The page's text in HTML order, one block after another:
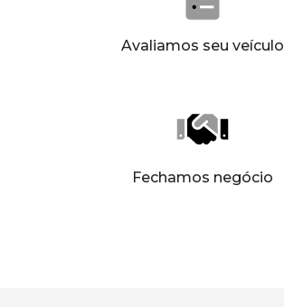
Avaliamos seu veículo
Fechamos negócio